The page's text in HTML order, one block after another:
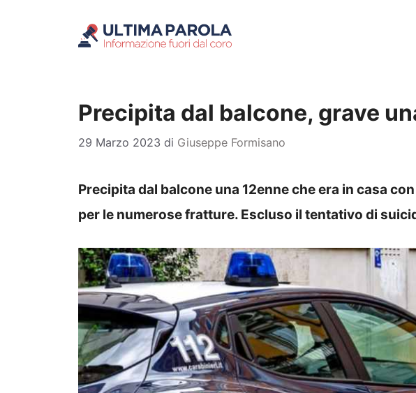
Precipita dal balcone, grave
29 Marzo 2023 di Giuseppe Formisano
Precipita dal balcone una 12enne che era in casa
per le numerose fratture. Escluso il tentativo di